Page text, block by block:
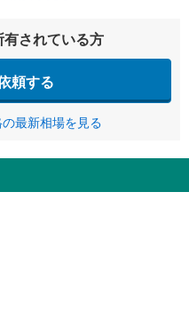
されている方
頼する
最新相場を見る